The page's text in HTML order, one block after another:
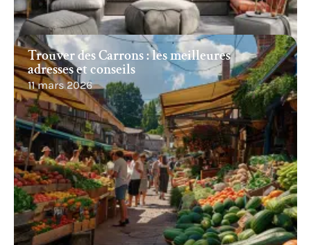
Trouver des Carrons : les meilleures
adresses et conseils
11 mars 2026